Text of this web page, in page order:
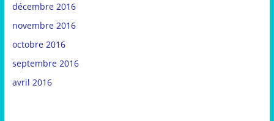
décembre 2016
novembre 2016
octobre 2016
septembre 2016
avril 2016